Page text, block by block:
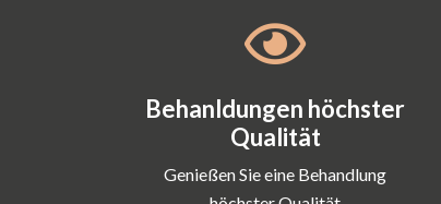
Behanldungen höchster
Qualität
Genießen Sie eine Behandlung